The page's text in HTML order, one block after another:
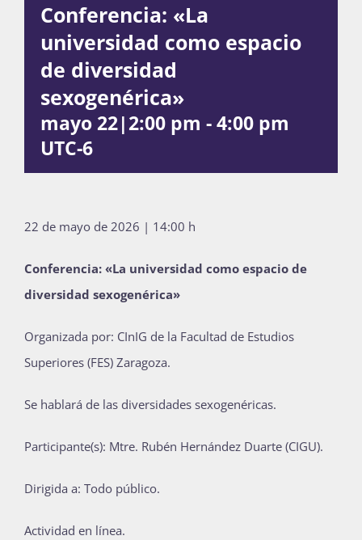
Súmate
Publicaciones
Conferencia: «La
universidad como espacio
de diversidad
sexogenérica»
mayo 22|2:00 pm -4:00 pm
UTC-6
22 de mayo de 2026 | 14:00 h
Conferencia: «La universidad como espacio de
diversidad sexogenérica»
Organizada por: CInIG de la Facultad de Estudios
Superiores (FES) Zaragoza.
Se hablará de las diversidades sexogenéricas.
Participante(s): Mtre. Rubén Hernández Duarte (CIGU).
Dirigida a: Todo público.
Actividad en línea.